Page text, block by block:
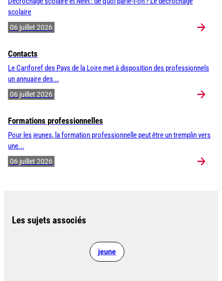
scolaire
06 juillet 2026
Contacts
Le Cariforef des Pays de la Loire met à disposition des professionnels
un annuaire des...
06 juillet 2026
Formations professionnelles
Pour les jeunes, la formation professionnelle peut être un tremplin vers
une...
06 juillet 2026
Les sujets associés
jeune